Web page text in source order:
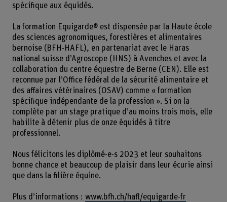
spécifique aux équidés.
La formation Equigarde® est dispensée par la Haute école
des sciences agronomiques, forestières et alimentaires
bernoise (BFH-HAFL), en partenariat avec le Haras
national suisse d’Agroscope (HNS) à Avenches et avec la
collaboration du centre équestre de Berne (CEN). Elle est
reconnue par l’Office fédéral de la sécurité alimentaire et
des affaires vétérinaires (OSAV) comme « formation
spécifique indépendante de la profession ». Si on la
complète par un stage pratique d’au moins trois mois, elle
habilite à détenir plus de onze équidés à titre
professionnel.
Nous félicitons les diplômé-e-s 2023 et leur souhaitons
bonne chance et beaucoup de plaisir dans leur écurie ainsi
que dans la filière équine.
Plus d’informations : www.bfh.ch/hafl/equigarde-fr